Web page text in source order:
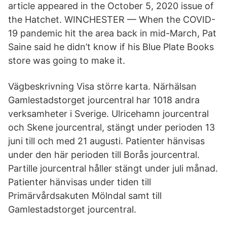
article appeared in the October 5, 2020 issue of
the Hatchet. WINCHESTER — When the COVID-
19 pandemic hit the area back in mid-March, Pat
Saine said he didn’t know if his Blue Plate Books
store was going to make it.
Vägbeskrivning Visa större karta. Närhälsan
Gamlestadstorget jourcentral har 1018 andra
verksamheter i Sverige. Ulricehamn jourcentral
och Skene jourcentral, stängt under perioden 13
juni till och med 21 augusti. Patienter hänvisas
under den här perioden till Borås jourcentral.
Partille jourcentral håller stängt under juli månad.
Patienter hänvisas under tiden till
Primärvårdsakuten Mölndal samt till
Gamlestadstorget jourcentral.